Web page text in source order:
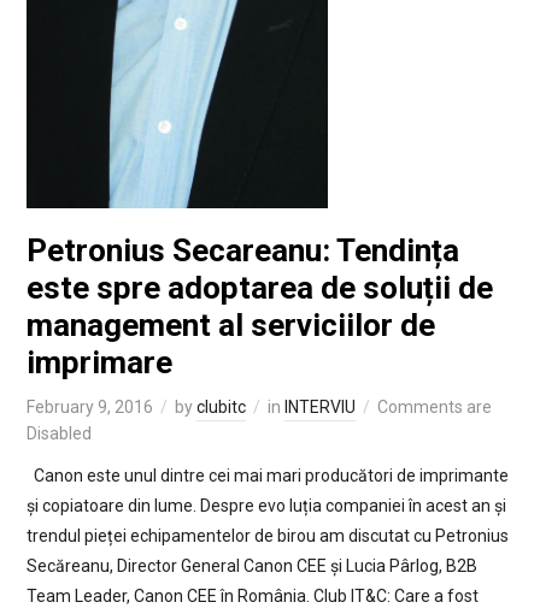
Petronius Secareanu: Tendința
este spre adoptarea de soluții de
management al serviciilor de
imprimare
February 9, 2016 byclubitc in INTERVIU
Comments are
Disabled
Canon este unul dintre cei mai mari producători de imprimante
și copiatoare din lume. Despre evo luția companiei în acest an și
trendul pieței echipamentelor de birou am discutat cu Petronius
Secăreanu, Director General Canon CEE și Lucia Pârlog, B2B
Team Leader, Canon CEE în România. Club IT&C: Care a fost